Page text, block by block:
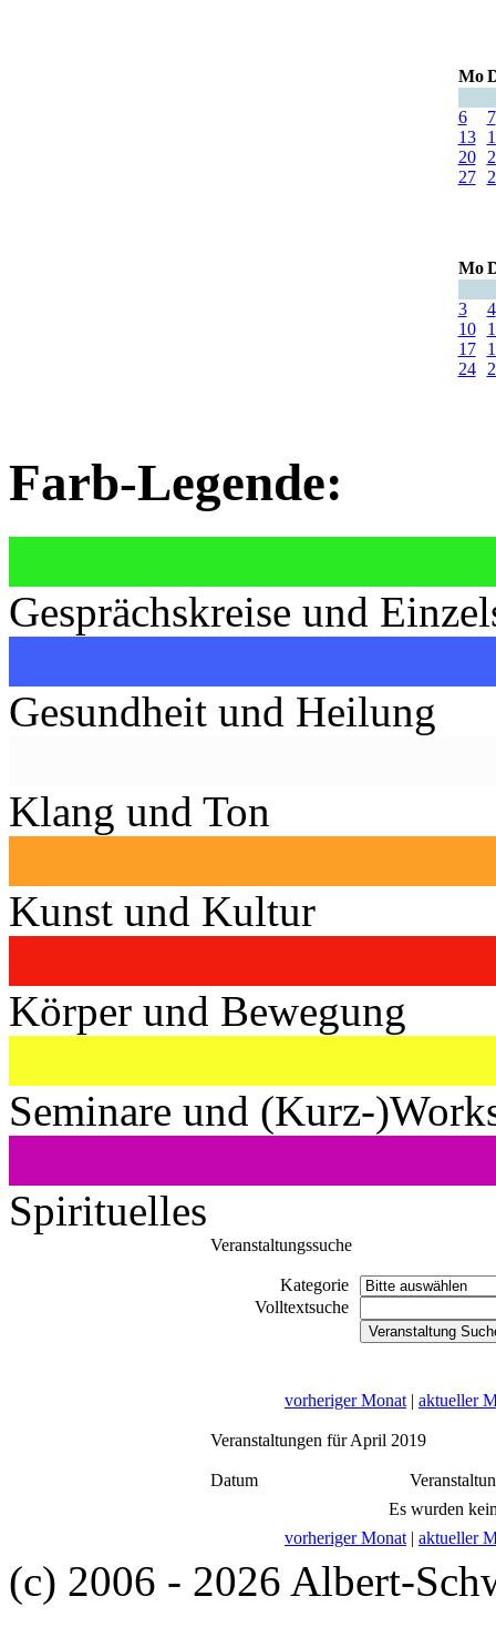
Mo
6
7
13
20
27
Mo
3
4
10
17
24
Farb-Legende:
Gesprächskreise und
Gesundheit und Heilung
Klang und Ton
Kunst und Kultur
Körper und Bewegung
Seminare und (Kurz-
Spirituelles
Veranstaltungssuche
Kategorie
Volltextsuche
vorheriger Monat | aktueller
Veranstaltungen für April 2019
Datum
Es wurden
vorheriger Monat | aktueller
(c) 2006 - 2026 Albert-